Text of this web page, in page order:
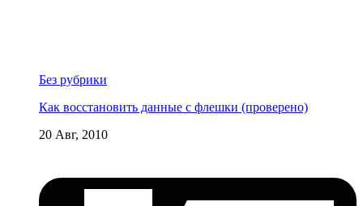
Без рубрики
Как восстановить данные с флешки (проверено)
20 Авг, 2010